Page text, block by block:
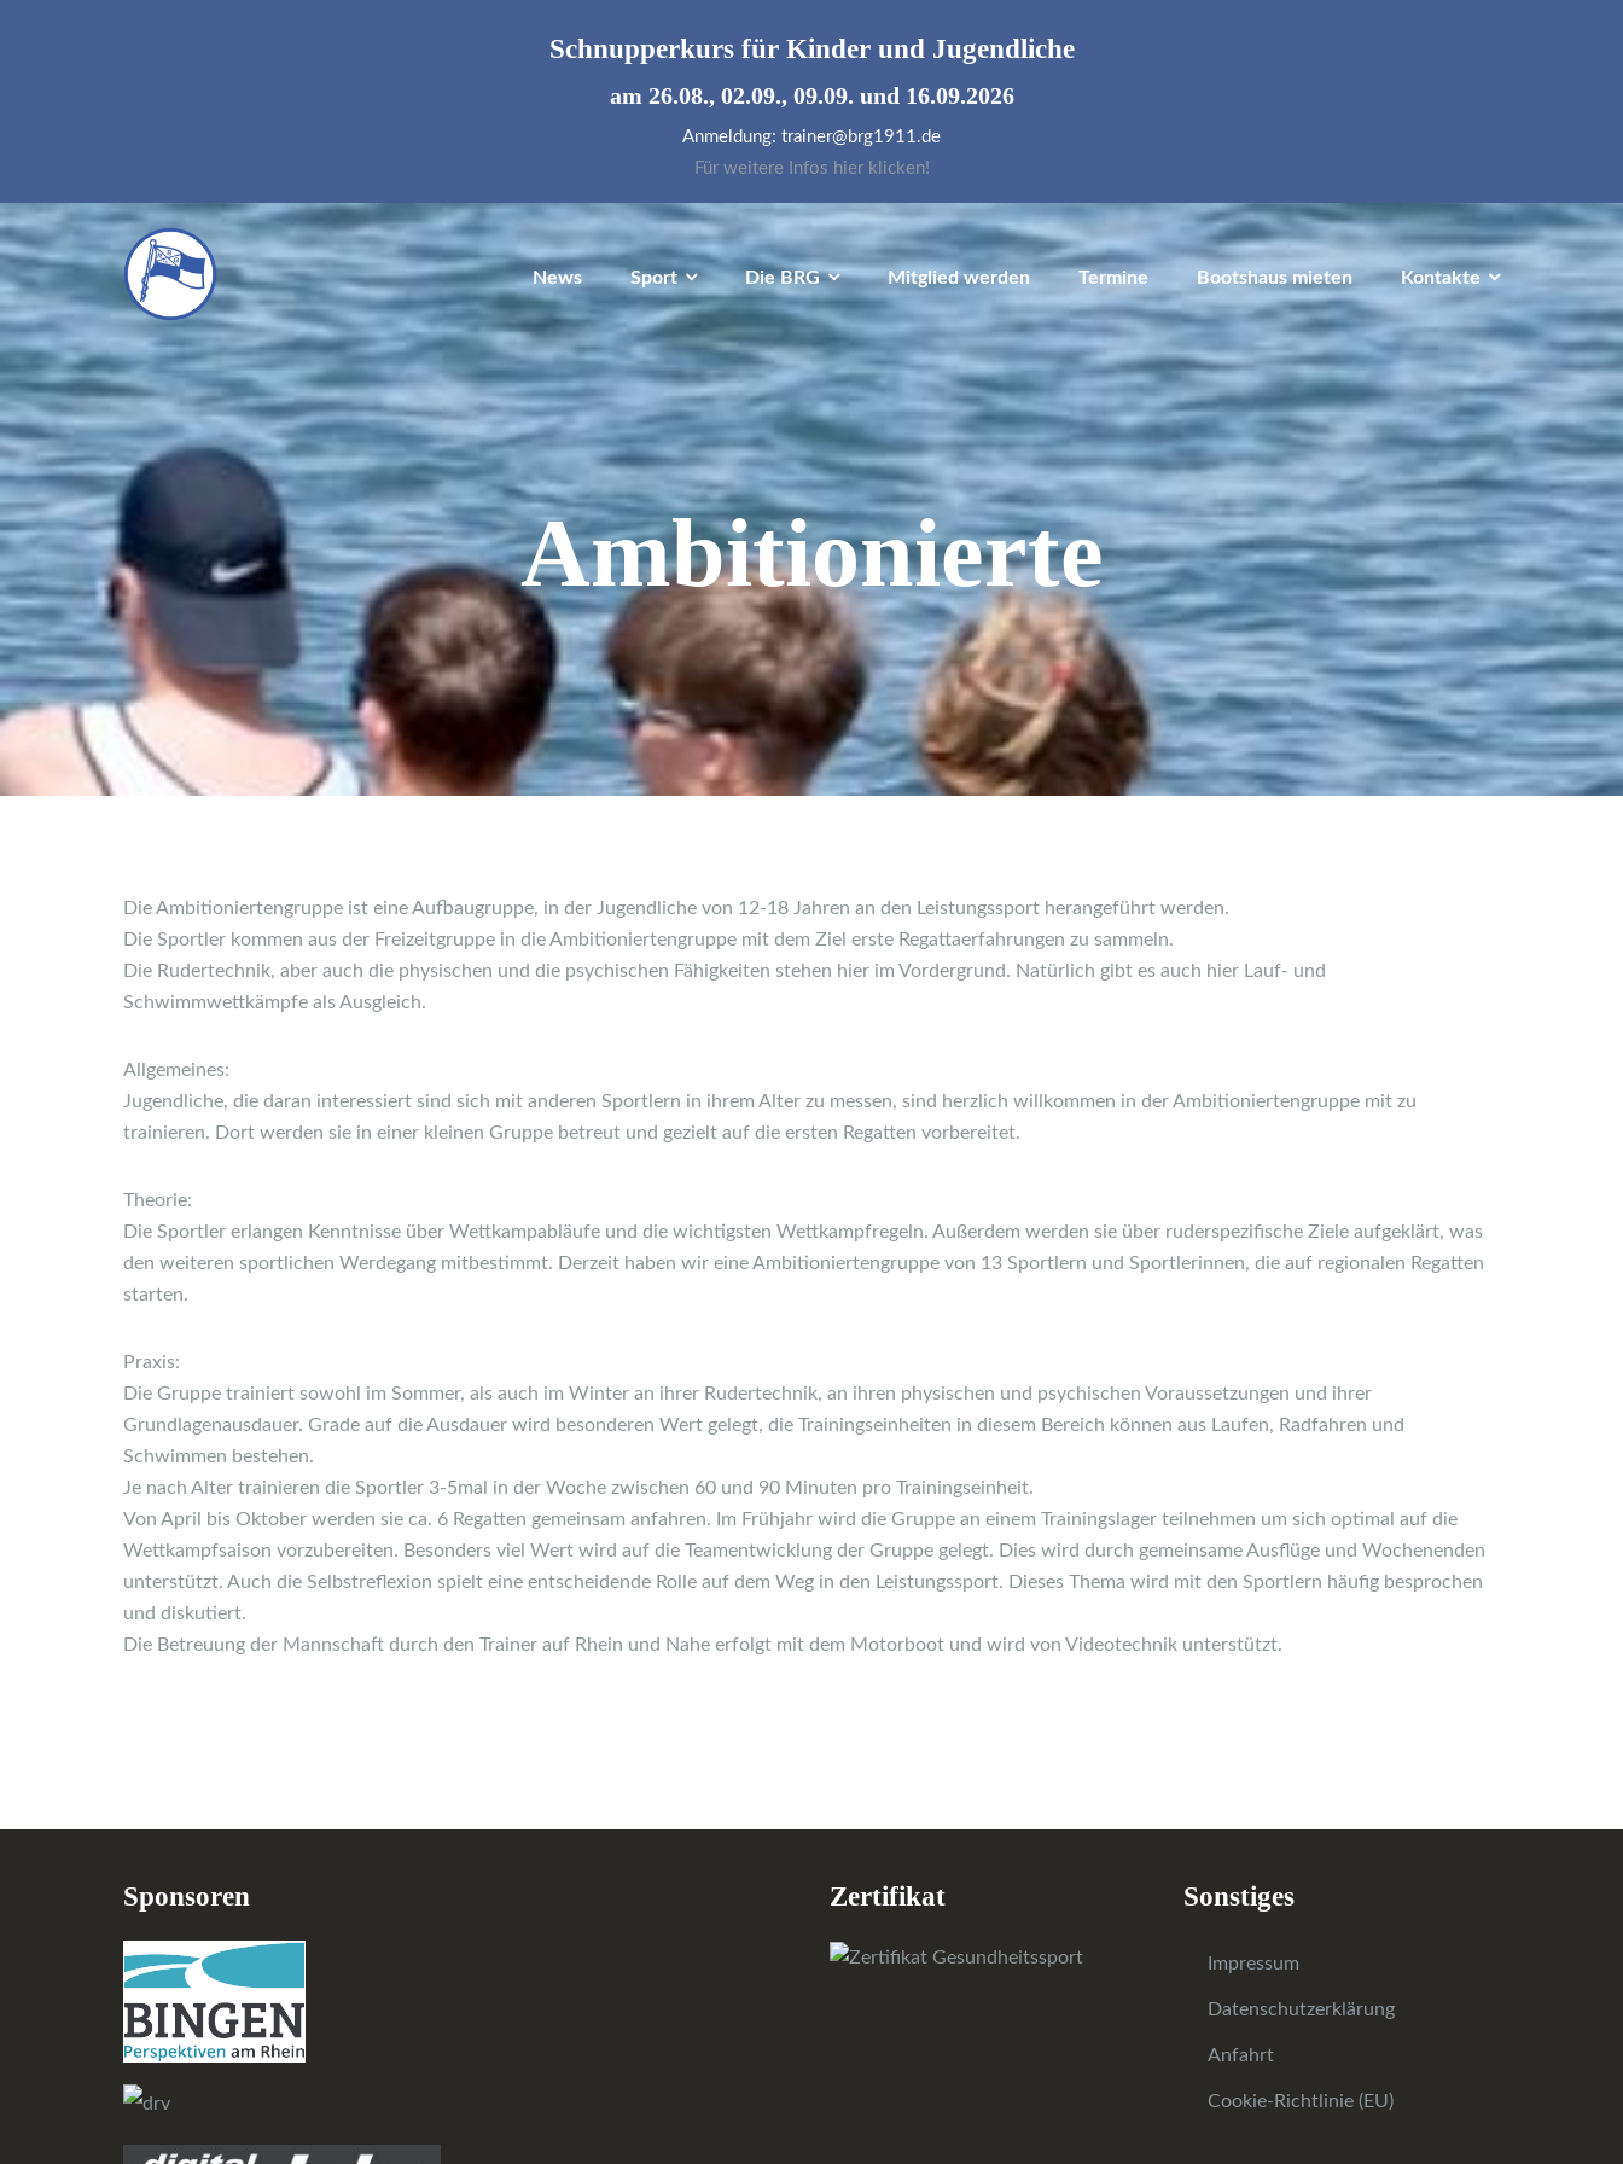
News Sport Die BRG Mitglied werden Termine Bootshaus mieten Kontakte
Ambitionierte
Die Ambitioniertengruppe ist eine Aufbaugruppe, in der Jugendliche von 12-18 Jahren an den Leistungssport herangeführt werden.
Die Sportler kommen aus der Freizeitgruppe in die Ambitioniertengruppe mit dem Ziel erste Regattaerfahrungen zu sammeln.
Die Rudertechnik, aber auch die physischen und die psychischen Fähigkeiten stehen hier im Vordergrund. Natürlich gibt es auch hier Lauf- und
Schwimmwettkämpfe als Ausgleich.
Allgemeines:
Jugendliche, die daran interessiert sind sich mit anderen Sportlern in ihrem Alter zu messen, sind herzlich willkommen in der Ambitioniertengruppe mit zu
trainieren. Dort werden sie in einer kleinen Gruppe betreut und gezielt auf die ersten Regatten vorbereitet.
Theorie:
Die Sportler erlangen Kenntnisse über Wettkampabläufe und die wichtigsten Wettkampfregeln. Außerdem werden sie über ruderspezifische Ziele aufgeklärt, was
den weiteren sportlichen Werdegang mitbestimmt. Derzeit haben wir eine Ambitioniertengruppe von 13 Sportlern und Sportlerinnen, die auf regionalen Regatten
starten.
Praxis:
Die Gruppe trainiert sowohl im Sommer, als auch im Winter an ihrer Rudertechnik, an ihren physischen und psychischen Voraussetzungen und ihrer
Grundlagenausdauer. Grade auf die Ausdauer wird besonderen Wert gelegt, die Trainingseinheiten in diesem Bereich können aus Laufen, Radfahren und
Schwimmen bestehen.
Je nach Alter trainieren die Sportler 3-5mal in der Woche zwischen 60 und 90 Minuten pro Trainingseinheit.
Von April bis Oktober werden sie ca. 6 Regatten gemeinsam anfahren. Im Frühjahr wird die Gruppe an einem Trainingslager teilnehmen um sich optimal auf die
Wettkampfsaison vorzubereiten. Besonders viel Wert wird auf die Teamentwicklung der Gruppe gelegt. Dies wird durch gemeinsame Ausflüge und Wochenenden
unterstützt. Auch die Selbstreflexion spielt eine entscheidende Rolle auf dem Weg in den Leistungssport. Dieses Thema wird mit den Sportlern häufig besprochen
und diskutiert.
Die Betreuung der Mannschaft durch den Trainer auf Rhein und Nahe erfolgt mit dem Motorboot und wird von Videotechnik unterstützt.
Sponsoren Zertifikat Sonstiges
Impressum
Datenschutzerklärung
Anfahrt
Cookie-Richtlinie (EU)
Schnupperkurs für Kinder und Jugendliche
am 26.08., 02.09., 09.09. und 16.09.2026
Anmeldung: trainer@brg1911.de
Für weitere Infos hier klicken!